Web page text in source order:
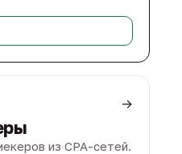
→
из CPA-сетей.